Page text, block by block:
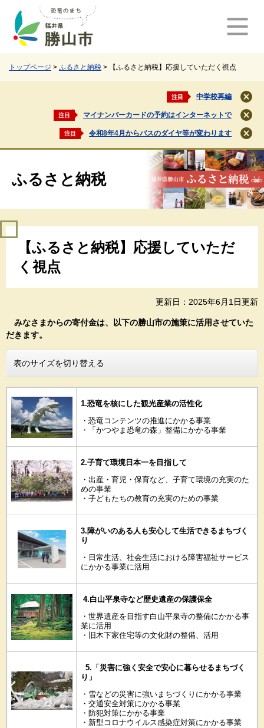
トップページ > ふるさと納税 > 【ふるさと納税】応援していただく視点
注目 中学校再編
閉
じ
る
注目 マイナンバーカードの予約はインターネットで
閉
じ
る
注目 令和8年4月からバスのダイヤ等が変わります
閉
じ
る
ふるさと納税
【ふるさと納税】応援していただ
く視点
更新日：2025年6月1日更新
みなさまからの寄付金は、 以下の勝山市の施策に活用させていた
だきます。
表のサイズを切り替える
1.恐竜を核にした観光産業の活性化
・恐竜コンテンツの推進にかかる事業
・「かつやま恐竜の森」整備にかかる事業
2.子育て環境日本一を目指して
・出産・育児・保育など、子育て環境の充実のた
めの事業
・子どもたちの教育の充実のための事業
3.障がいのある人も安心して生活できるまちづく
り
・日常生活、社会生活における障害福祉サービス
にかかる事業に活用
4.白山平泉寺など歴史遺産の保護保全
・世界遺産を目指す白山平泉寺の整備にかかる事
業に活用
・旧木下家住宅等の文化財の整備、活用
5.「災害に強く安全で安心に暮らせるまちづく
り」
・雪などの災害に強いまちづくりにかかる事業
・交通安全対策にかかる事業
・防犯対策にかかる事業
・新型コロナウイルス感染症対策にかかる事業